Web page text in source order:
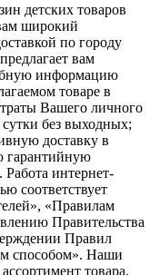
детских товаров
широкий
по городу
вам
информацию
товаре в
Вашего личного
сутки без выходных;
доставку в
гарантийную
Работа интернет-
соответствует
«Правилам
Правительства
Правил
способом». Наши
товара.